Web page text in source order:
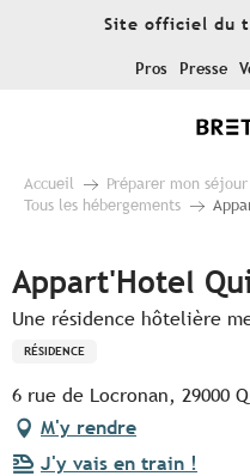
Site officiel du
Pros Presse
Accueil Préparer mon séjour
Tous les hébergements
Appart'Hotel
Une résidence hôtelière
RÉSIDENCE
6 rue de Locronan, 29000
M'y rendre
J'y vais en train !